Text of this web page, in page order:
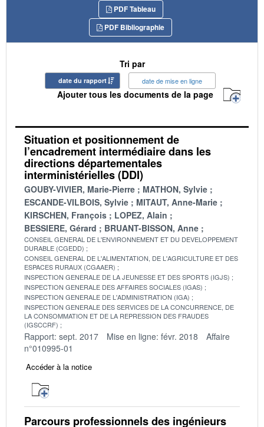
PDF Tableau
PDF Bibliographie
Tri par
date du rapport date de mise en ligne
Ajouter tous les documents de la page
Situation et positionnement de
l’encadrement intermédiaire dans les
directions départementales
interministérielles (DDI)
GOUBY-VIVIER, Marie-Pierre
MATHON, Sylvie
ESCANDE-VILBOIS, Sylvie
MITAUT, Anne-Marie
KIRSCHEN, François
LOPEZ, Alain
BESSIERE, Gérard
BRUANT-BISSON, Anne
CONSEIL GENERAL DE L'ENVIRONNEMENT ET DU DEVELOPPEMENT
DURABLE (CGEDD)
CONSEIL GENERAL DE L'ALIMENTATION, DE L'AGRICULTURE ET DES
ESPACES RURAUX (CGAAER)
INSPECTION GENERALE DE LA JEUNESSE ET DES SPORTS (IGJS)
INSPECTION GENERALE DES AFFAIRES SOCIALES (IGAS)
INSPECTION GENERALE DE L'ADMINISTRATION (IGA)
INSPECTION GENERALE DES SERVICES DE LA CONCURRENCE, DE
LA CONSOMMATION ET DE LA REPRESSION DES FRAUDES
(IGSCCRF)
Rapport: sept. 2017 Mise en ligne: févr. 2018
Affaire
n°010995-01
Accéder à la notice
Parcours professionnels des ingénieurs